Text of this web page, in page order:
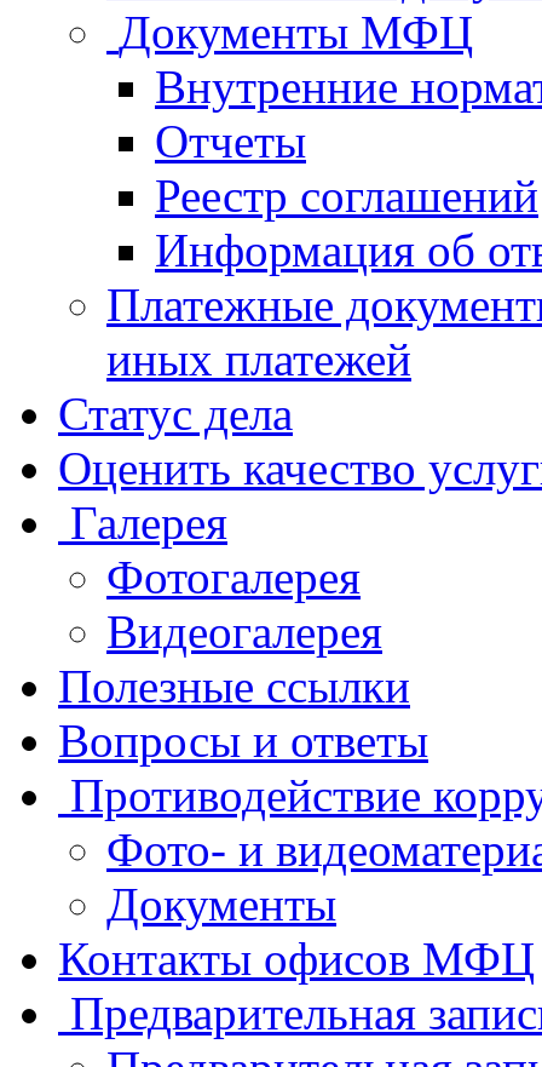
Документы МФЦ
Внутренние
Отчеты
Реестр соглашений
Информация об
Платежные
иных платежей
Статус дела
Оценить качество
Галерея
Фотогалерея
Видеогалерея
Полезные ссылки
Вопросы и ответы
Противодействие
Фото- и
Документы
Контакты офисов МФЦ
Предварительная